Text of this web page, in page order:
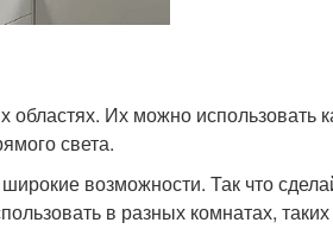
Их можно использовать
света.
возможности. Так что
в разных комнатах, таких